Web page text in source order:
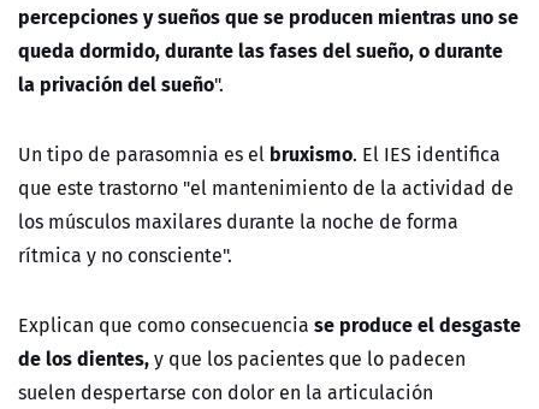
percepciones y sueños que se producen mientras uno se
queda dormido, durante las fases del sueño, o durante
la privación del sueño".
Un tipo de parasomnia es el bruxismo. El IES identifica
que este trastorno "el mantenimiento de la actividad de
los músculos maxilares durante la noche de forma
rítmica y no consciente".
Explican que como consecuencia se produce el desgaste
de los dientes,y que los pacientes que lo padecen
suelen despertarse con dolor en la articulación